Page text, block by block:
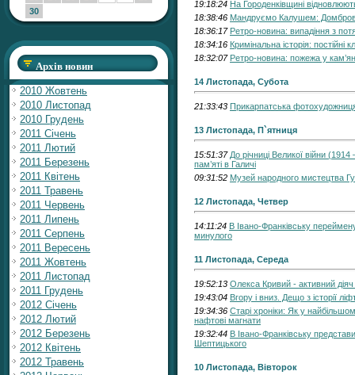
30
Архів новин
2010 Жовтень
2010 Листопад
2010 Грудень
2011 Січень
2011 Лютий
2011 Березень
2011 Квітень
2011 Травень
2011 Червень
2011 Липень
2011 Серпень
2011 Вересень
2011 Жовтень
2011 Листопад
2011 Грудень
2012 Січень
2012 Лютий
2012 Березень
2012 Квітень
2012 Травень
19:18:24 На Городенківщині
18:38:46 Мандруємо Калушем:
18:36:17 Ретро-новина: випадіння з
18:34:16 Кримінальна історія: постійні
18:32:07 Ретро-новина: пожежа у
14 Листопада, Субота
21:33:43 Прикарпатська фотохудожниця
13 Листопада, П`ятниця
15:51:37 До річниці Великої війни
пам’яті в Галичі
09:31:52 Музей народного мистецтва
12 Листопада, Четвер
14:11:24 В Івано-Франківську
минулого
11 Листопада, Середа
19:52:13 Олекса Кривий - активний діяч
19:43:04 Вгору і вниз. Дещо з історії
19:34:36 Старі хроніки: Як у
нафтові магнати
19:32:44 В Івано-Франківську
Шептицького
10 Листопада, Вівторок